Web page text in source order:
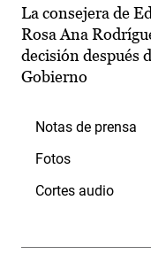
La consejera de
Rosa Ana
decisión después
Gobierno
Notas de prensa
Fotos
Cortes audio